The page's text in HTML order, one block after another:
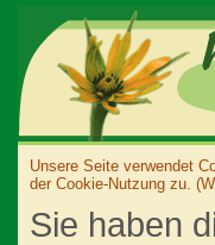
Unsere Seite verwendet
der Cookie-Nutzung zu.
Sie haben